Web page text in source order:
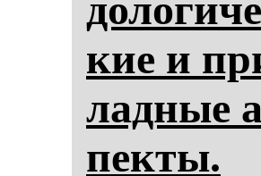
кие и
лад­ные
пек­ты.